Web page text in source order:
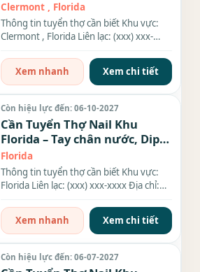
Clermont , Florida
Thông tin tuyển thợ cần biết Khu vực:
Clermont , Florida Liên lạc: (xxx) xxx-
Xem nhanh
Xem chi tiết
Còn hiệu lực đến: 06-10-2027
Cần Tuyển Thợ Nail Khu
Florida – Tay chân nước, Dip,
Everything
Florida
Thông tin tuyển thợ cần biết Khu vực:
Florida Liên lạc: (xxx) xxx-xxxx Địa chỉ:
Xem nhanh
Xem chi tiết
Còn hiệu lực đến: 06-07-2027